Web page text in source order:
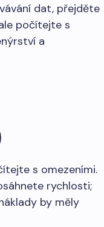
dat, přejděte
počítejte s
a
s omezeními.
rychlosti;
by měly